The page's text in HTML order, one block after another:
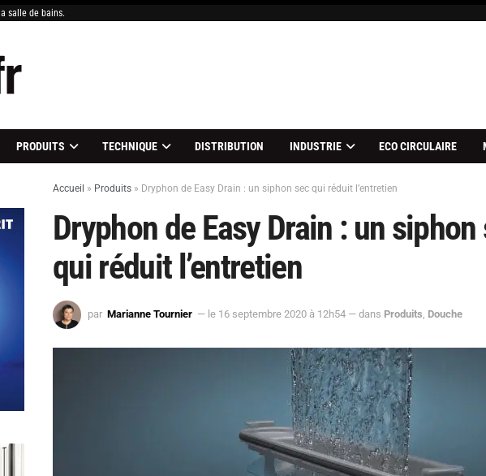
salle de bains.
PRODUITS TECHNIQUE DISTRIBUTION INDUSTRIE ECO CIRCULAIRE
Accueil » Produits » Dryphon de Easy Drain : un siphon sec qui réduit l’entretien
Dryphon de Easy Drain : un siphon
qui réduit l’entretien
par Marianne Tournier — le 16 septembre 2020 à 12h54 — dans Produits Douche